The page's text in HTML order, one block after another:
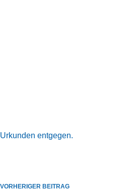
Urkunden entgegen.
VORHERIGER BEITRAG